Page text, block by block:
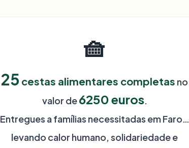
🧺
25 cestas alimentares completas no
valor de6250euros.
Entregues a famílias necessitadas em Faro…
levando calor humano, solidariedade e